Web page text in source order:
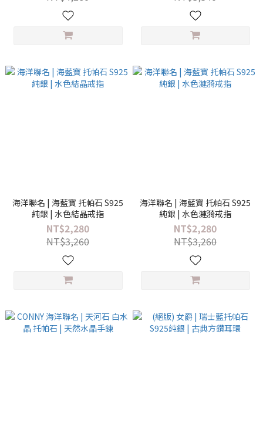
海洋聯名 | 海藍寶 托帕石 S925
純銀 | 水色結晶戒指
NT$2,280
NT$3,260
海洋聯名 | 海藍寶 托帕石 S925
純銀 | 水色漣漪戒指
NT$2,280
NT$3,260